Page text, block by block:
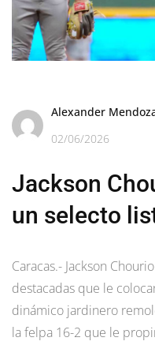
Alexander
02/06/2026
Jackson
un selecto
Caracas.- Jackson
destacadas que le
dinámico jardinero
la felpa 16-2 que le